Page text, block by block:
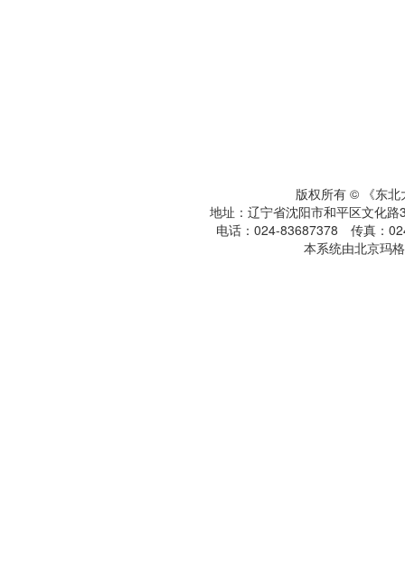
版权所有 © 《东北
地址：辽宁省沈阳市和平区文化
电话：024-83687378 传真：
本系统由北京玛